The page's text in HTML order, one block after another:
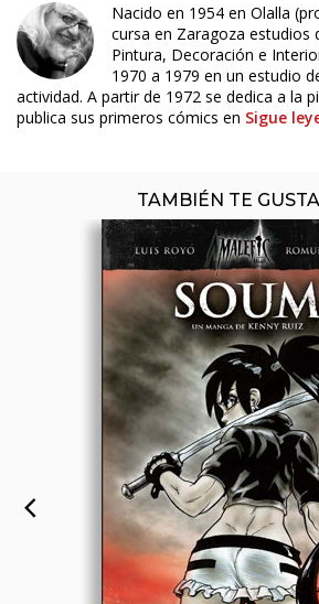
Nacido en 1954 en Olalla
cursa en Zaragoza estudios
Pintura, Decoración e
1970 a 1979 en un estudio
actividad. A partir de 1972 se dedica a la
publica sus primeros cómics en Sigue
TAMBIÉN TE